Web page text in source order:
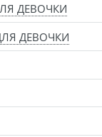
ДЕВОЧКИ
ДЕВОЧКИ